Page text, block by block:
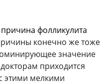
причина фолликулита
конечно же тоже
значение
приходится
этими мелкими